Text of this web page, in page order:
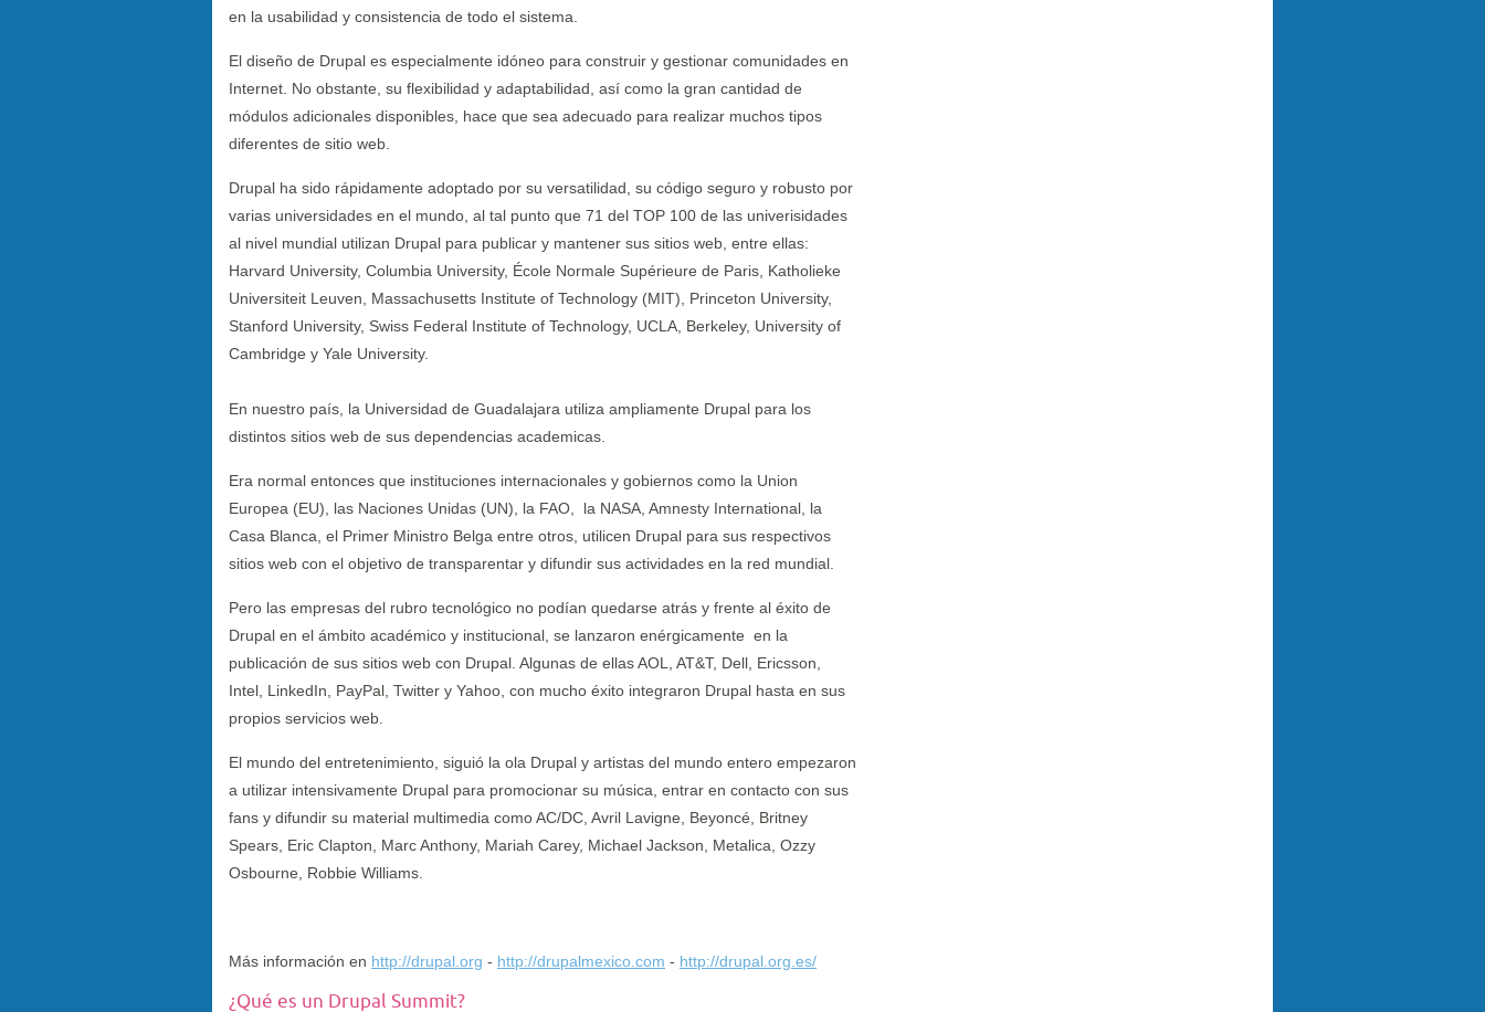
en la usabilidad y consistencia de todo el sistema.
El diseño de Drupal es especialmente idóneo para construir y gestionar comunidades en
Internet. No obstante, su flexibilidad y adaptabilidad, así como la gran cantidad de
módulos adicionales disponibles, hace que sea adecuado para realizar muchos tipos
diferentes de sitio web.
Drupal ha sido rápidamente adoptado por su versatilidad, su código seguro y robusto por
varias universidades en el mundo, al tal punto que 71 del TOP 100 de las univerisidades
al nivel mundial utilizan Drupal para publicar y mantener sus sitios web, entre ellas:
Harvard University, Columbia University, École Normale Supérieure de Paris, Katholieke
Universiteit Leuven, Massachusetts Institute of Technology (MIT), Princeton University,
Stanford University, Swiss Federal Institute of Technology, UCLA, Berkeley, University of
Cambridge y Yale University.
En nuestro país, la Universidad de Guadalajara utiliza ampliamente Drupal para los
distintos sitios web de sus dependencias academicas.
Era normal entonces que instituciones internacionales y gobiernos como la Union
Europea (EU), las Naciones Unidas (UN), la FAO, la NASA, Amnesty International, la
Casa Blanca, el Primer Ministro Belga entre otros, utilicen Drupal para sus respectivos
sitios web con el objetivo de transparentar y difundir sus actividades en la red mundial.
Pero las empresas del rubro tecnológico no podían quedarse atrás y frente al éxito de
Drupal en el ámbito académico y institucional, se lanzaron enérgicamente en la
publicación de sus sitios web con Drupal. Algunas de ellas AOL, AT&T, Dell, Ericsson,
Intel, LinkedIn, PayPal, Twitter y Yahoo, con mucho éxito integraron Drupal hasta en sus
propios servicios web.
El mundo del entretenimiento, siguió la ola Drupal y artistas del mundo entero empezaron
a utilizar intensivamente Drupal para promocionar su música, entrar en contacto con sus
fans y difundir su material multimedia como AC/DC, Avril Lavigne, Beyoncé, Britney
Spears, Eric Clapton, Marc Anthony, Mariah Carey, Michael Jackson, Metalica, Ozzy
Osbourne, Robbie Williams.
Más información en http://drupal.org - http://drupalmexico.com - http://drupal.org.es/
¿Qué es un Drupal Summit?